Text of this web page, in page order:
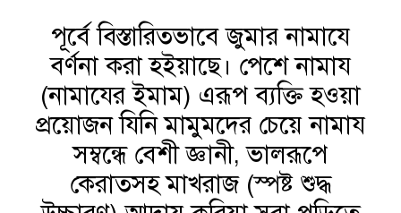
পূর্বে বিস্তারিতভাবে জুমার নামাযে
বর্ণনা করা হইয়াছে। পেশে নামায
(নামাযের ইমাম) এরূপ ব্যক্তি হওয়া
প্রয়োজন যিনি মামুমদের চেয়ে নামায
সম্বন্ধে বেশী জ্ঞানী, ভালরূপে
কেরাতসহ মাখরাজ (স্পষ্ট শুদ্ধ